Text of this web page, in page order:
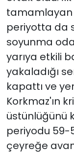
tamamlayan
periyotta da
soyunma
yarıya etkili
yakaladığı
kapattı ve
Korkmaz'ın
üstünlüğünü
periyodu
çeyreğe